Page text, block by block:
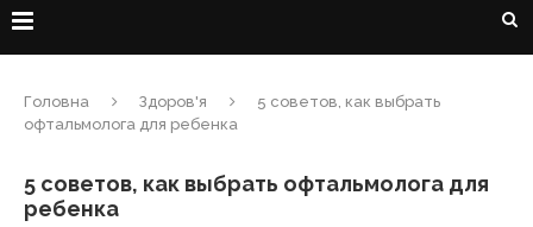
Головна Здоров'я
5 советов, как выбрать
офтальмолога для ребенка
5 советов, как выбрать офтальмолога для
ребенка